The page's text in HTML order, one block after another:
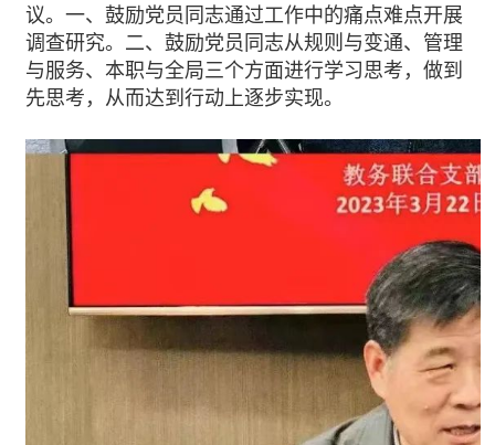
议。一、鼓励党员同志通过工作中的痛点难点开展
调查研究。二、鼓励党员同志从规则与变通、管理
与服务、本职与全局三个方面进行学习思考，做到
先思考，从而达到行动上逐步实现。